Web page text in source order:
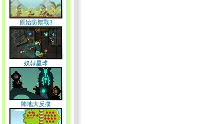
原始防禦戰3
奴隸星球
陣地大反撲